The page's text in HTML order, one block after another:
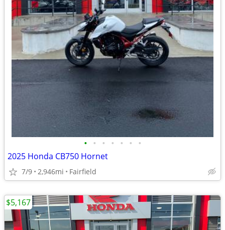
• • • • • • •
2025 Honda CB750 Hornet
7/9 2,946mi Fairfield
$5,167